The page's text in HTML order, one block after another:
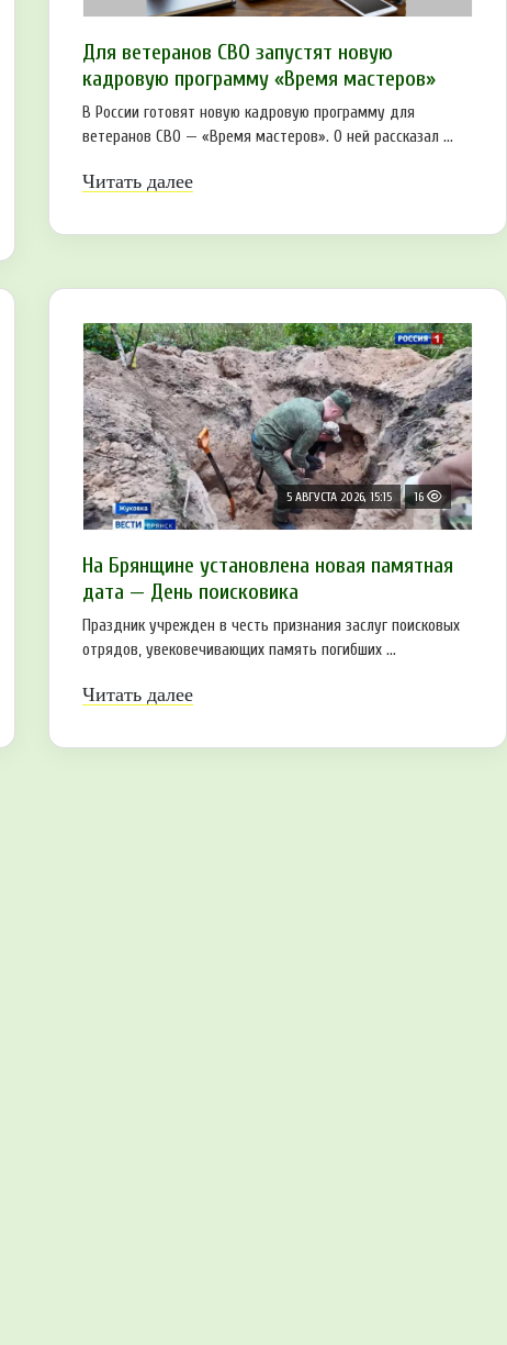
Для ветеранов СВО запустят новую
кадровую программу «Время мастеров»
В России готовят новую кадровую программу для
ветеранов СВО — «Время мастеров». О ней рассказал ...
Читать далее
5 АВГУСТА 2026, 15:15 16
На Брянщине установлена новая памятная
дата — День поисковика
Праздник учрежден в честь признания заслуг поисковых
отрядов, увековечивающих память погибших ...
Читать далее